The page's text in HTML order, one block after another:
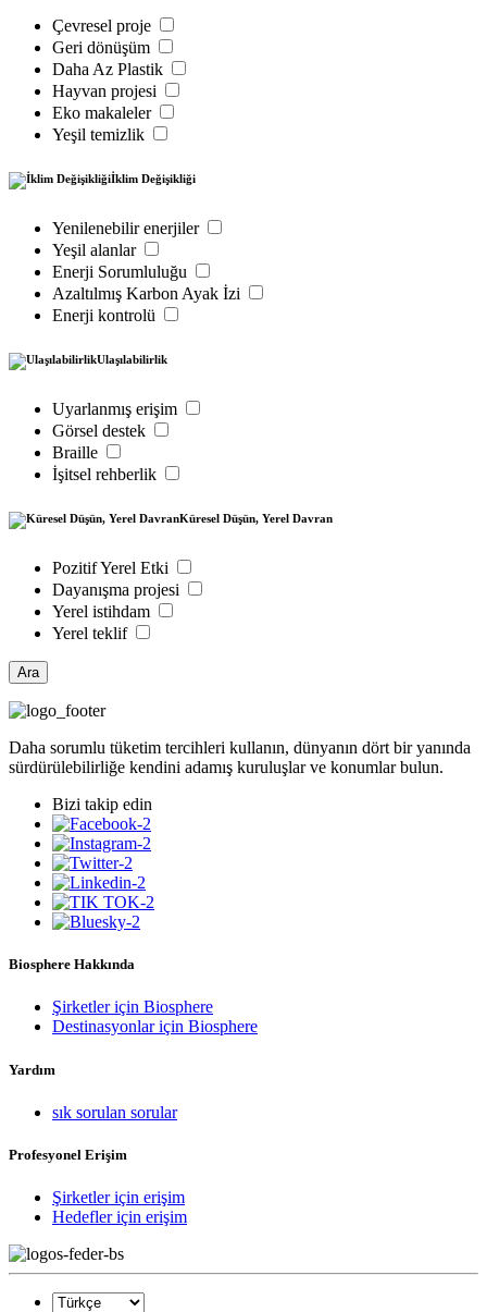
Çevresel proje
Geri dönüşüm
Daha Az Plastik
Hayvan projesi
Eko makaleler
Yeşil temizlik
İklim Değişikliği
Yenilenebilir enerjiler
Yeşil alanlar
Enerji Sorumluluğu
Azaltılmış Karbon Ayak İzi
Enerji kontrolü
Ulaşılabilirlik
Uyarlanmış erişim
Görsel destek
Braille
İşitsel rehberlik
Küresel Düşün, Yerel Davran
Pozitif Yerel Etki
Dayanışma projesi
Yerel istihdam
Yerel teklif
Ara
Daha sorumlu tüketim tercihleri kullanın, dünyanın dört bir yanında
sürdürülebilirliğe kendini adamış kuruluşlar ve konumlar bulun.
Bizi takip edin
Biosphere Hakkında
Şirketler için Biosphere
Destinasyonlar için Biosphere
Yardım
sık sorulan sorular
Profesyonel Erişim
Şirketler için erişim
Hedefler için erişim